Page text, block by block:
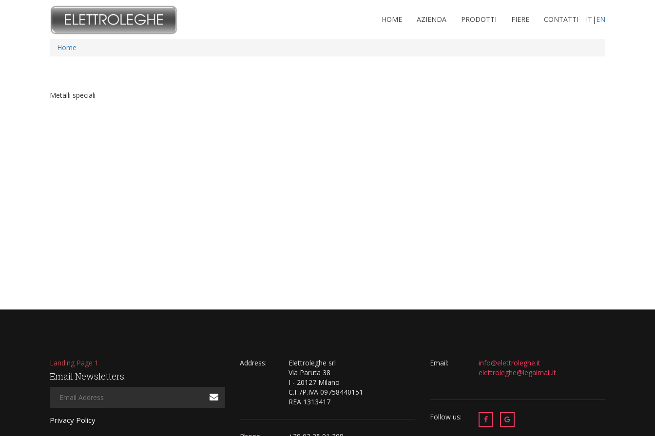
IT | EN
HOME AZIENDA PRODOTTI FIERE CONTATTI
Home
Metalli speciali
Landing Page 1
Email Newsletters:
Privacy Policy
Address:
Elettroleghe srl
Via Paruta 38
I - 20127 Milano
C.F./P.IVA 09758440151
REA 1313417
Email:
info@elettroleghe.it
elettroleghe@legalmail.it
Follow us: